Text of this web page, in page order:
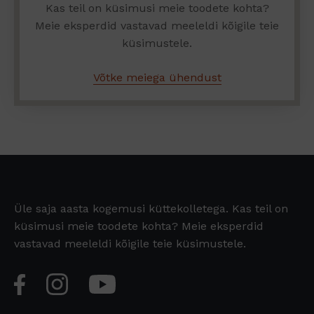
Kas teil on küsimusi meie toodete kohta?
Meie eksperdid vastavad meeleldi kõigile teie
küsimustele.
Võtke meiega ühendust
Üle saja aasta kogemusi küttekolletega. Kas teil on
küsimusi meie toodete kohta? Meie eksperdid
vastavad meeleldi kõigile teie küsimustele.